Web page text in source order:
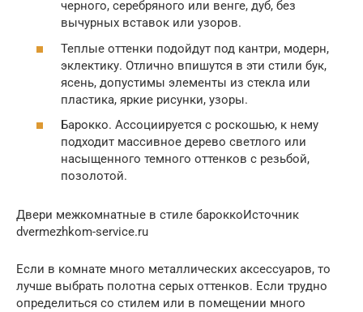
черного, серебряного или венге, дуб, без
вычурных вставок или узоров.
Теплые оттенки подойдут под кантри, модерн,
эклектику. Отлично впишутся в эти стили бук,
ясень, допустимы элементы из стекла или
пластика, яркие рисунки, узоры.
Барокко. Ассоциируется с роскошью, к нему
подходит массивное дерево светлого или
насыщенного темного оттенков с резьбой,
позолотой.
Двери межкомнатные в стиле бароккоИсточник
dvermezhkom-service.ru
Если в комнате много металлических аксессуаров, то
лучше выбрать полотна серых оттенков. Если трудно
определиться со стилем или в помещении много